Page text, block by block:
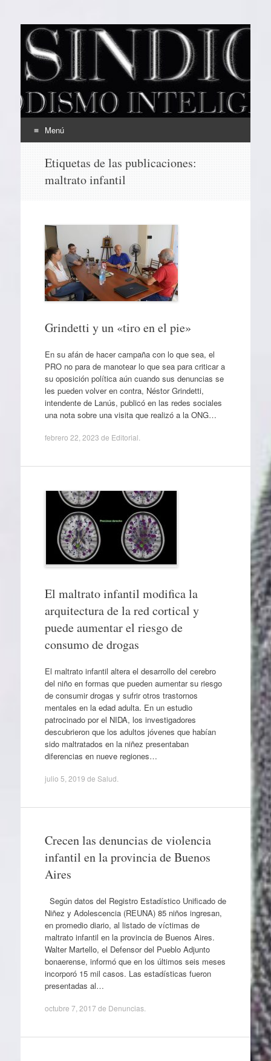
EL SINDICAL
Periodismo Inteligente
Menú
contenido
Etiquetas de las publicaciones:
maltrato infantil
Grindetti y un «tiro en el pie»
En su afán de hacer campaña con lo que sea, el
PRO no para de manotear lo que sea para criticar a
su oposición política aún cuando sus denuncias se
les pueden volver en contra, Néstor Grindetti,
intendente de Lanús, publicó en las redes sociales
una nota sobre una visita que realizó a la ONG…
febrero 22, 2023 de Editorial
El maltrato infantil modifica la
arquitectura de la red cortical y
puede aumentar el riesgo de
consumo de drogas
El maltrato infantil altera el desarrollo del cerebro
del niño en formas que pueden aumentar su riesgo
de consumir drogas y sufrir otros trastornos
mentales en la edad adulta. En un estudio
patrocinado por el NIDA, los investigadores
descubrieron que los adultos jóvenes que habían
sido maltratados en la niñez presentaban
diferencias en nueve regiones…
julio 5, 2019 de Salud
Crecen las denuncias de violencia
infantil en la provincia de Buenos
Aires
Según datos del Registro Estadístico Unificado de
Niñez y Adolescencia (REUNA) 85 niños ingresan,
en promedio diario, al listado de víctimas de
maltrato infantil en la provincia de Buenos Aires.
Walter Martello, el Defensor del Pueblo Adjunto
bonaerense, informó que en los últimos seis meses
incorporó 15 mil casos. Las estadísticas fueron
presentadas al…
octubre 7, 2017 de Denuncias.